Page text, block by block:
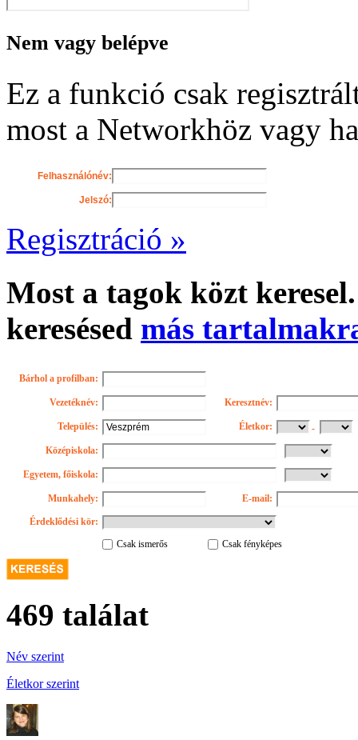
Nem vagy belépve
Ez a funkció csak
most a Networkhöz vagy
Felhasználónév:
Jelszó:
Regisztráció »
Most a tagok közt
keresésed más
Bárhol a profilban:
Vezetéknév: Keresztnév:
Település: Életkor:
-
Középiskola:
Egyetem, főiskola:
Munkahely: E-mail:
Érdeklődési kör:
Csak ismerős
Csak fényképes
469 találat
Név szerint
Életkor szerint